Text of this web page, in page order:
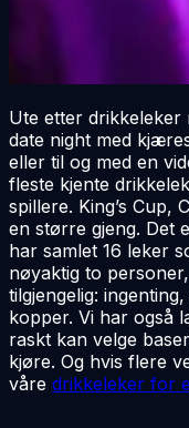
Ute etter
date night med
eller til og med en
fleste kjente
spillere. King’s Cup,
en større gjeng. Det
har samlet 16 leker
nøyaktig to
tilgjengelig:
kopper. Vi har også
raskt kan velge
kjøre. Og hvis flere
våre drikkeleker for